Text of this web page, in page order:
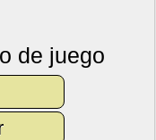
de juego